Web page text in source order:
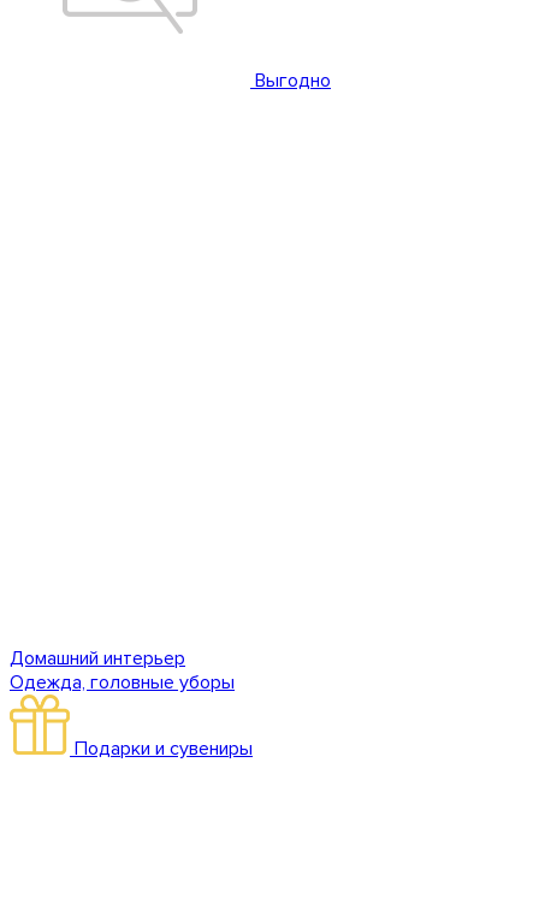
Выгодно
Домашний интерьер
Одежда, головные уборы
Подарки и сувениры